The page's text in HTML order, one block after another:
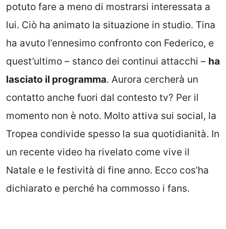
potuto fare a meno di mostrarsi interessata a
lui. Ciò ha animato la situazione in studio. Tina
ha avuto l’ennesimo confronto con Federico, e
quest’ultimo – stanco dei continui attacchi – ha
lasciato il programma. Aurora cercherà un
contatto anche fuori dal contesto tv? Per il
momento non è noto. Molto attiva sui social, la
Tropea condivide spesso la sua quotidianità. In
un recente video ha rivelato come vive il
Natale e le festività di fine anno. Ecco cos’ha
dichiarato e perché ha commosso i fans.